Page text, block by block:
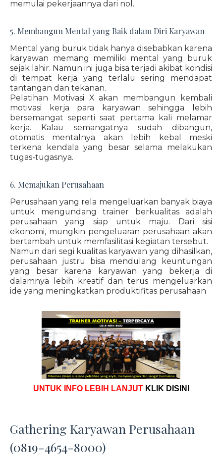
memulai pekerjaannya dari nol.
5. Membangun Mental yang Baik dalam Diri Karyawan
Mental yang buruk tidak hanya disebabkan karena
karyawan memang memiliki mental yang buruk
sejak lahir. Namun ini juga bisa terjadi akibat kondisi
di tempat kerja yang terlalu sering mendapat
tantangan dan tekanan.
Pelatihan Motivasi X akan membangun kembali
motivasi kerja para karyawan sehingga lebih
bersemangat seperti saat pertama kali melamar
kerja. Kalau semangatnya sudah dibangun,
otomatis mentalnya akan lebih kebal meski
terkena kendala yang besar selama melakukan
tugas-tugasnya.
6. Memajukan Perusahaan
Perusahaan yang rela mengeluarkan banyak biaya
untuk mengundang trainer berkualitas adalah
perusahaan yang siap untuk maju. Dari sisi
ekonomi, mungkin pengeluaran perusahaan akan
bertambah untuk memfasilitasi kegiatan tersebut.
Namun dari segi kualitas karyawan yang dihasilkan,
perusahaan justru bisa mendulang keuntungan
yang besar karena karyawan yang bekerja di
dalamnya lebih kreatif dan terus mengeluarkan
ide yang meningkatkan produktifitas perusahaan
UNTUK INFO LEBIH LANJUT KLIK DISINI
Gathering Karyawan Perusahaan
(0819-4654-8000)